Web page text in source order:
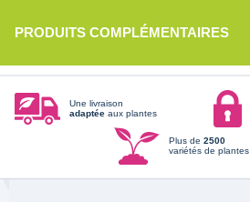
PRODUITS COMPLÉMENTAIRES
Une livraison
adaptée aux plantes
Plus de 2500
variétés de plantes